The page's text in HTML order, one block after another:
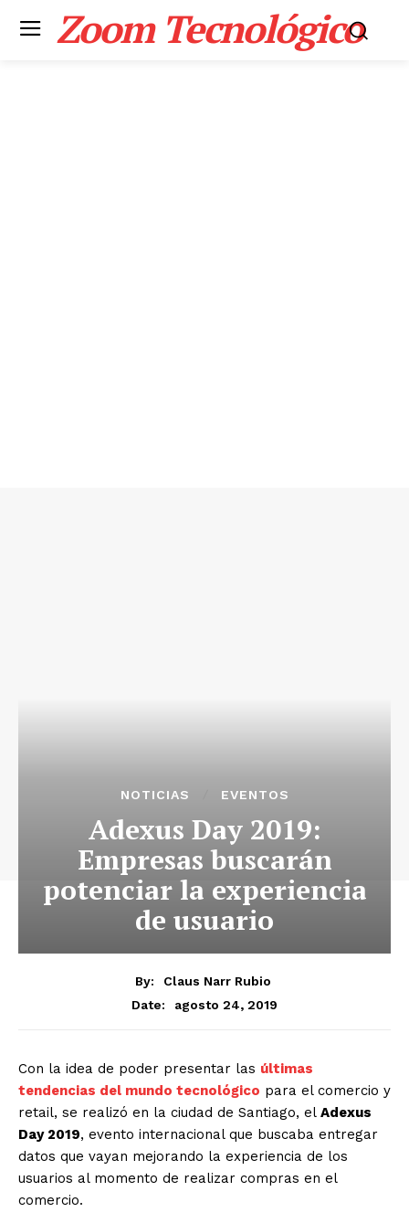
Zoom Tecnológico
NOTICIAS EVENTOS
Adexus Day 2019:
Empresas buscarán
potenciar la experiencia
de usuario
By:
Claus Narr Rubio
Date:
agosto 24, 2019
Con la idea de poder presentar las últimas
tendencias del mundo tecnológico para el comercio y
retail, se realizó en la ciudad de Santiago, el Adexus
Day 2019, evento internacional que buscaba entregar
datos que vayan mejorando la experiencia de los
usuarios al momento de realizar compras en el
comercio.